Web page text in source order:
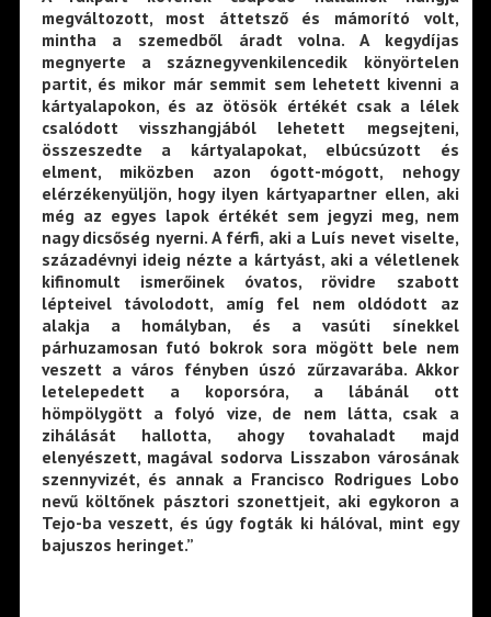
megváltozott, most áttetsző és mámorító volt,
mintha a szemedből áradt volna. A kegydíjas
megnyerte a száznegyvenkilencedik könyörtelen
partit, és mikor már semmit sem lehetett kivenni a
kártyalapokon, és az ötösök értékét csak a lélek
csalódott visszhangjából lehetett megsejteni,
összeszedte a kártyalapokat, elbúcsúzott és
elment, miközben azon ógott-mógott, nehogy
elérzékenyüljön, hogy ilyen kártyapartner ellen, aki
még az egyes lapok értékét sem jegyzi meg, nem
nagy dicsőség nyerni. A férfi, aki a Luís nevet viselte,
századévnyi ideig nézte a kártyást, aki a véletlenek
kifinomult ismerőinek óvatos, rövidre szabott
lépteivel távolodott, amíg fel nem oldódott az
alakja a homályban, és a vasúti sínekkel
párhuzamosan futó bokrok sora mögött bele nem
veszett a város fényben úszó zűrzavarába. Akkor
letelepedett a koporsóra, a lábánál ott
hömpölygött a folyó vize, de nem látta, csak a
zihálását hallotta, ahogy tovahaladt majd
elenyészett, magával sodorva Lisszabon városának
szennyvizét, és annak a Francisco Rodrigues Lobo
nevű költőnek pásztori szonettjeit, aki egykoron a
Tejo-ba veszett, és úgy fogták ki hálóval, mint egy
bajuszos heringet.”